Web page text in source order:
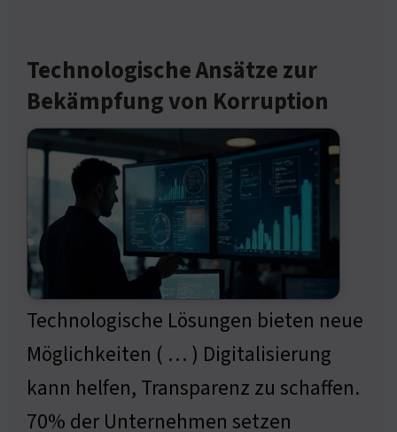
Technologische Ansätze zur
Bekämpfung von Korruption
Technologische Lösungen bieten neue
Möglichkeiten ( … ) Digitalisierung
kann helfen, Transparenz zu schaffen.
70% der Unternehmen setzen